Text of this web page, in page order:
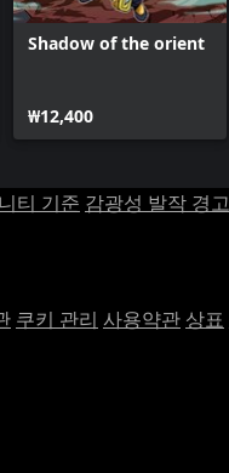
Shadow of the orient
₩12,400
티 기준 감광성 발작 경고
쿠키 관리 사용약관 상표